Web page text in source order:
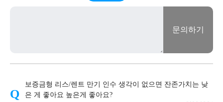
문의하기
보증금형 리스/렌트 만기 인수 생각이 없으면 잔존가치는 낮
은 게 좋아요 높은게 좋아요?